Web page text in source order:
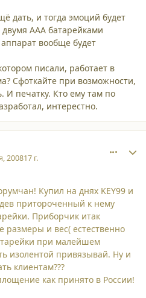
дать, и тогда эмоций будет
ААА батарейками
вообще будет
писали, работает в
Сфоткайте при возможности,
И печатку. Кто ему там по
интерестно.
200817 г.
Купил на днях KEY99 и
притороченный к нему
Приборчик итак
размеры и вес( естественно
при малейшем
изолентой привязывай. Ну и
клиентам???
как принято в России!